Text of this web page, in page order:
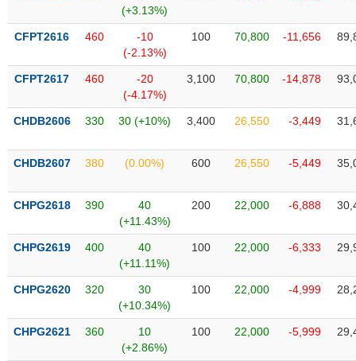
(+3.13%)
CFPT2616 460
-10
(-2.13%)
100 70,800 -11,656
CFPT2617 460
-20
(-4.17%)
3,100 70,800 -14,878
CHDB2606 330 30 (+10%) 3,400 26,550 -3,449
CHDB2607 380 (0.00%) 600 26,550 -5,449
CHPG2618 390
40
(+11.43%)
200 22,000 -6,888
CHPG2619 400
40
(+11.11%)
100 22,000 -6,333
CHPG2620 320
30
(+10.34%)
100 22,000 -4,999
CHPG2621 360
10
(+2.86%)
100 22,000 -5,999
THIẾT
YẾU
CHĂM
SỨC
TÀI